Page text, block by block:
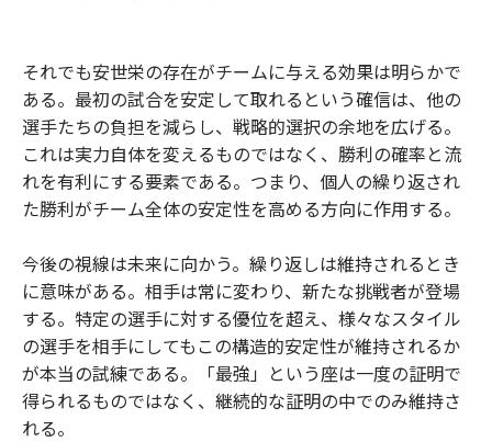
それでも安世栄の存在がチームに与える効果は明らかで
ある。最初の試合を安定して取れるという確信は、他の
選手たちの負担を減らし、戦略的選択の余地を広げる。
これは実力自体を変えるものではなく、勝利の確率と流
れを有利にする要素である。つまり、個人の繰り返され
た勝利がチーム全体の安定性を高める方向に作用する。
今後の視線は未来に向かう。繰り返しは維持されるとき
に意味がある。相手は常に変わり、新たな挑戦者が登場
する。特定の選手に対する優位を超え、様々なスタイル
の選手を相手にしてもこの構造的安定性が維持されるか
が本当の試練である。「最強」という座は一度の証明で
得られるものではなく、継続的な証明の中でのみ維持さ
れる。